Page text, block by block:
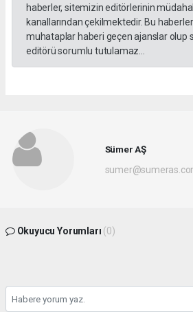
haberler, sitemizin editörlerinin
kanallarından çekilmektedir. Bu
muhataplar haberi geçen ajanslar olup
editörü sorumlu tutulamaz...
Sümer AŞ
Okuyucu Yorumları (0)